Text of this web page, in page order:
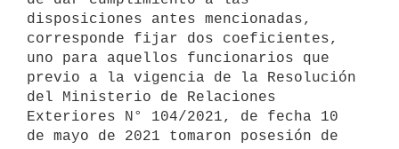
disposiciones antes mencionadas,
corresponde fijar dos coeficientes,
uno para aquellos funcionarios que
previo a la vigencia de la Resolución
del Ministerio de Relaciones
Exteriores N° 104/2021, de fecha 10
de mayo de 2021 tomaron posesión de